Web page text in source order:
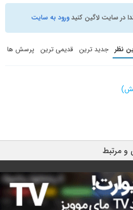
در سایت لاگین کنیدورود به سایت
نظر جدید ترین قدیمی ترین پرسش ها
و مرتبط